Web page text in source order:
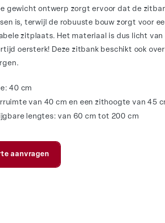
gewicht ontwerp zorgt ervoor dat de
is, terwijl de robuuste bouw zorgt voor
zitplaats. Het materiaal is dus licht van
oersterk! Deze zitbank beschikt ook
40 cm
van 40 cm en een zithoogte van 45
lengtes: van 60 cm tot 200 cm
aanvragen